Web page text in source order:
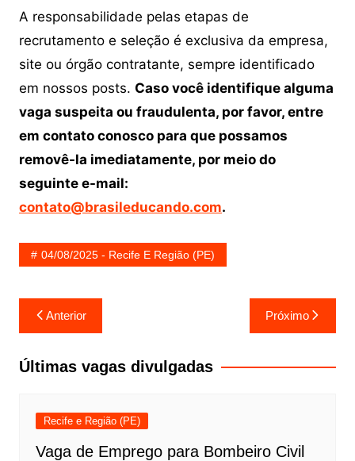
A responsabilidade pelas etapas de
recrutamento e seleção é exclusiva da empresa,
site ou órgão contratante, sempre identificado
em nossos posts. Caso você identifique alguma
vaga suspeita ou fraudulenta, por favor, entre
em contato conosco para que possamos
removê-la imediatamente, por meio do
seguinte e-mail:
contato@brasileducando.com.
04/08/2025 - Recife E Região (PE)
Navegação
de
Post
Anterior Próximo
Últimas vagas divulgadas
Recife e Região (PE)
Vaga de Emprego para Bombeiro Civil